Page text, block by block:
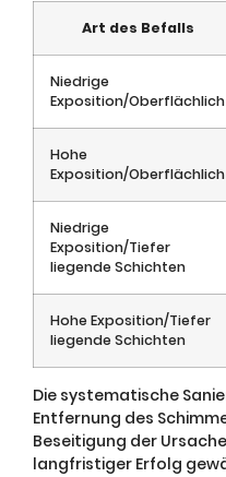
Art des Befalls
Niedrige
Exposition/Oberflächlich
Hohe
Exposition/Oberflächlich
Niedrige
Exposition/Tiefer
liegende Schichten
Hohe Exposition/Tiefer
liegende Schichten
Die systematische
Entfernung des
Beseitigung der
langfristiger Erfolg